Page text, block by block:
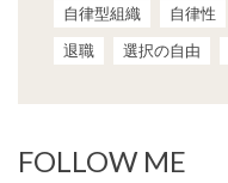
自律型組織
自律性
退職
選択の自由
FOLLOW ME